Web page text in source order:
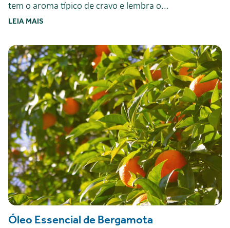
tem o aroma típico de cravo e lembra o...
LEIA MAIS
Óleo Essencial de Bergamota